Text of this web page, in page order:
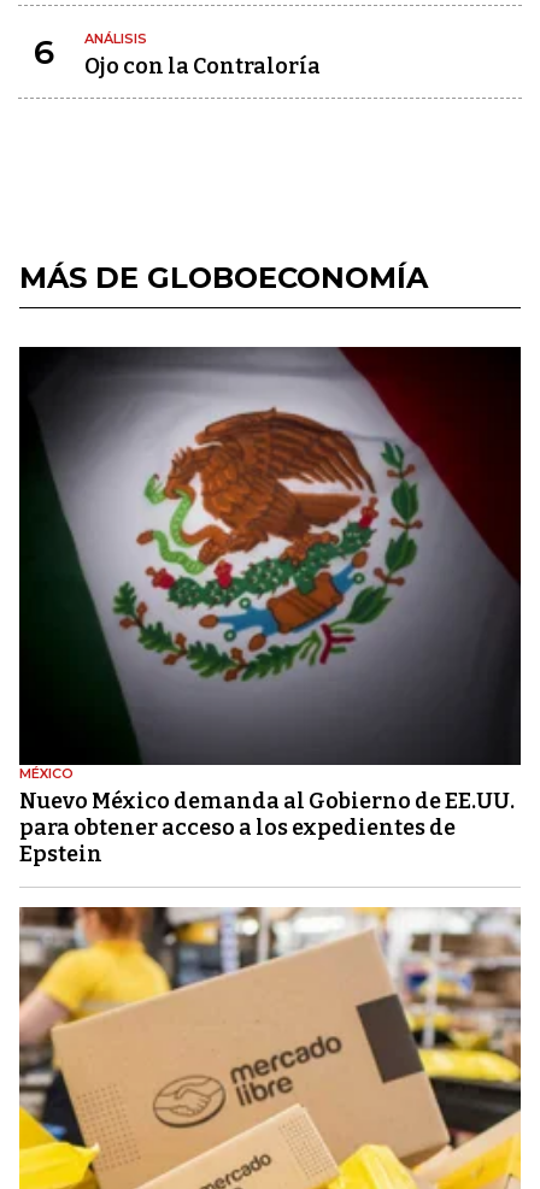
6 ANÁLISIS
Ojo con la Contraloría
MÁS DE GLOBOECONOMÍA
MÉXICO
Nuevo México demanda al Gobierno de EE.UU.
para obtener acceso a los expedientes de
Epstein